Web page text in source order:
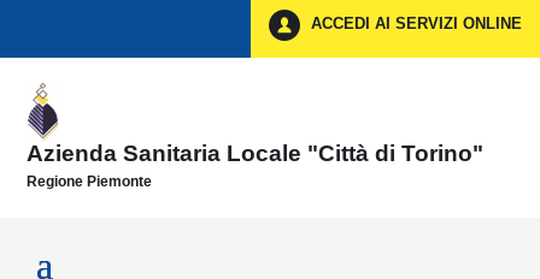
ACCEDI AI SERVIZI ONLINE
Azienda Sanitaria Locale "Città di Torino"
Regione Piemonte